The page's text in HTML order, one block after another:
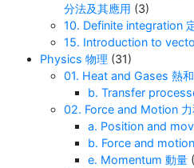
分法及其應用 (3)
10. Definite integration
15. Introduction to
Physics 物理 (31)
01. Heat and Gases 熱
b. Transfer
02. Force and Motion 力
a. Position and
b. Force and
e. Momentum 動量